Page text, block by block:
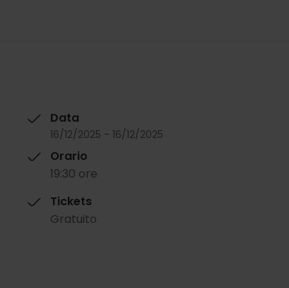
Data
16/12/2025 - 16/12/2025
Orario
19:30 ore
Tickets
Gratuito